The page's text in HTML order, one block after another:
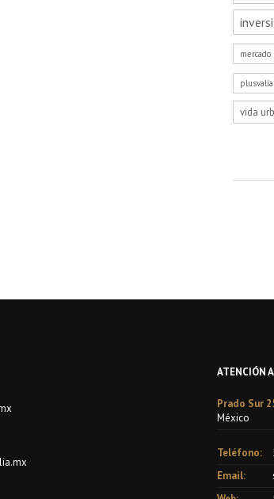
vida
ATENCIÓN
Prado Sur
México
Teléfono:
Email: